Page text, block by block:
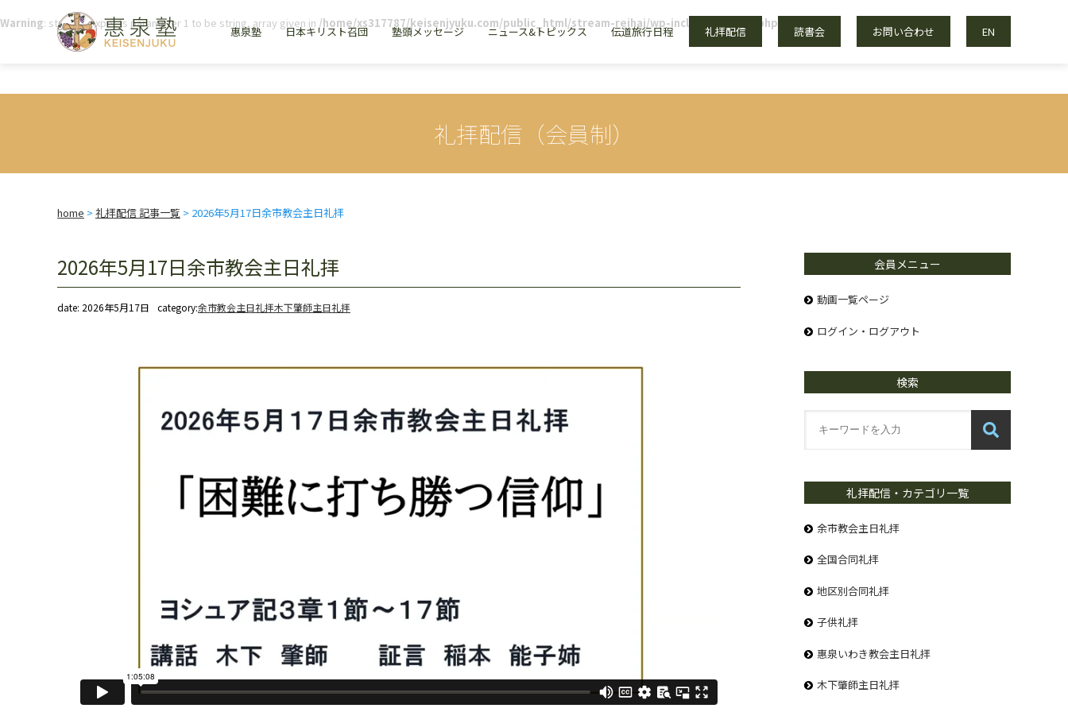
Warning: strpos() expects parameter 1 to be string, array given in /home/xs317787/keisenjyuku.com/public_html/stream-reihai/wp-includes/blocks.php
惠泉塾 日本キリスト召団 塾頭メッセージ ニュース&トピックス 伝道旅行日程 礼拝配信 読書会 お問い合わせ EN
礼拝配信（会員制）
home > 礼拝配信 記事一覧 > 2026年5月17日余市教会主日礼拝
2026年5月17日余市教会主日礼拝
date: 2026年5月17日 category:余市教会主日礼拝木下肇師主日礼拝
会員メニュー
動画一覧ページ
ログイン・ログアウト
検索
礼拝配信・カテゴリ一覧
余市教会主日礼拝
全国合同礼拝
地区別合同礼拝
子供礼拝
惠泉いわき教会主日礼拝
木下肇師主日礼拝